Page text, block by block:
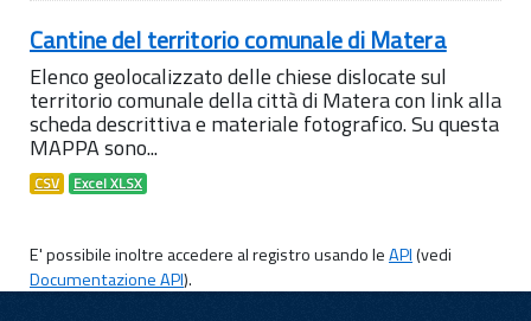
Cantine del territorio comunale di Matera
Elenco geolocalizzato delle chiese dislocate sul
territorio comunale della città di Matera con link alla
scheda descrittiva e materiale fotografico. Su questa
MAPPA sono...
CSV Excel XLSX
E' possibile inoltre accedere al registro usando leAPI(vedi
Documentazione API).